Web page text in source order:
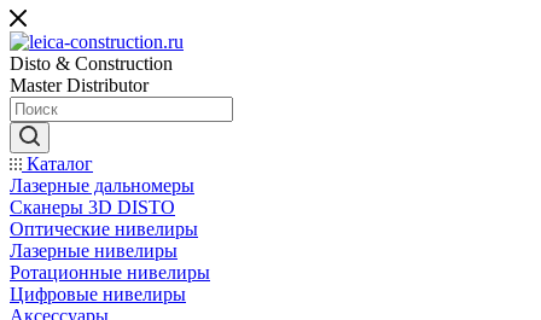
Disto & Construction
Master Distributor
Каталог
Лазерные дальномеры
Сканеры 3D DISTO
Оптические нивелиры
Лазерные нивелиры
Ротационные нивелиры
Цифровые нивелиры
Аксессуары